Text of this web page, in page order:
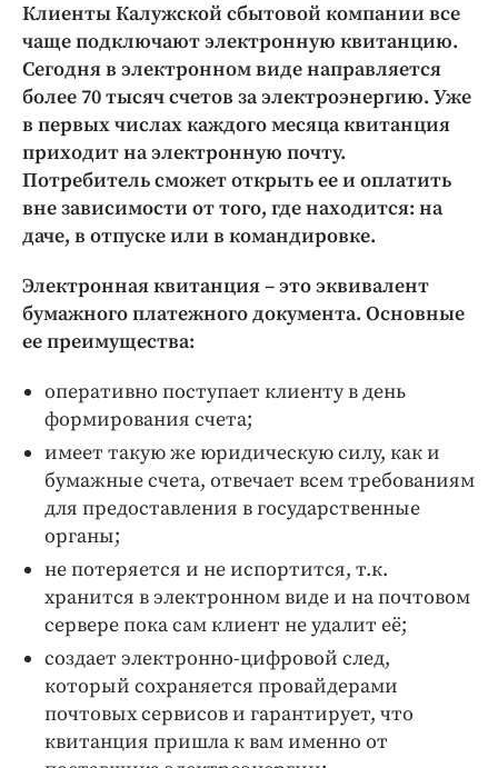
ПРОЕКТЫ
Блоги
Медиаперсона
Интересное чтиво
Клиника года
Бренд года
Работодатель года
Клиенты Калужской сбытовой компании все
чаще подключают электронную квитанцию.
Сегодня в электронном виде направляется
более 70 тысяч счетов за электроэнергию. Уже
в первых числах каждого месяца квитанция
приходит на электронную почту.
Потребитель сможет открыть ее и оплатить
вне зависимости от того, где находится: на
даче, в отпуске или в командировке.
Электронная квитанция – это эквивалент
бумажного платежного документа. Основные
ее преимущества:
оперативно поступает клиенту в день
формирования счета;
имеет такую же юридическую силу, как и
бумажные счета, отвечает всем требованиям
для предоставления в государственные
органы;
не потеряется и не испортится, т.к.
хранится в электронном виде и на почтовом
сервере пока сам клиент не удалит её;
создает электронно-цифровой след,
который сохраняется провайдерами
почтовых сервисов и гарантирует, что
квитанция пришла к вам именно от